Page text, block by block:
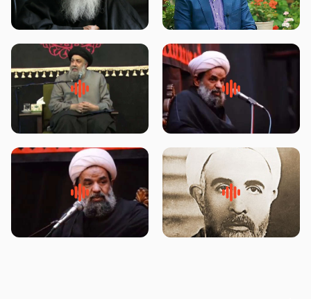
پیامبر صلی الله علیه وآله و سلم
فرمودند وای بر بچه های آخر
زوّار اربعین امام حسین (علیه
السلام) با این اشتیاق به زیارت
روضه جانسوز پاره های جگر امام
حسن مجتبی علیه السلام-حجت
لقب حضرت رقیه سلام الله علیها به
چه معناست – حجت الاسلام علوی
روضه‌ی مجلس یزید ملعون و
اسارت اهل‌بیت علیهم‌السلام –
سلام جوانی که امام حسین علیه
السلام خودش جوابش را دادند